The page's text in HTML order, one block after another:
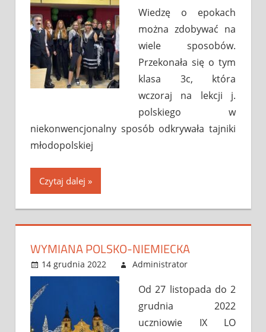
Wiedzę o epokach
można zdobywać na
wiele sposobów.
Przekonała się o tym
klasa 3c, która
wczoraj na lekcji j.
polskiego w
niekonwencjonalny sposób odkrywała tajniki
młodopolskiej
Czytaj dalej
WYMIANA POLSKO-NIEMIECKA
14 grudnia 2022 Administrator
Od 27 listopada do 2
grudnia 2022
uczniowie IX LO